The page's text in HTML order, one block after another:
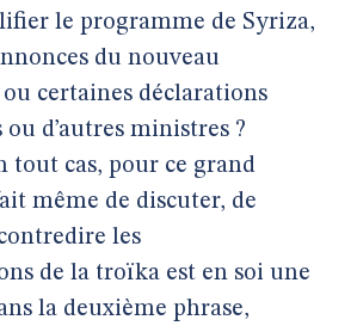
le programme de Syriza,
du nouveau
certaines déclarations
ou d’autres ministres ?
tout cas, pour ce grand
même de discuter, de
les
de la troïka est en soi une
la deuxième phrase,